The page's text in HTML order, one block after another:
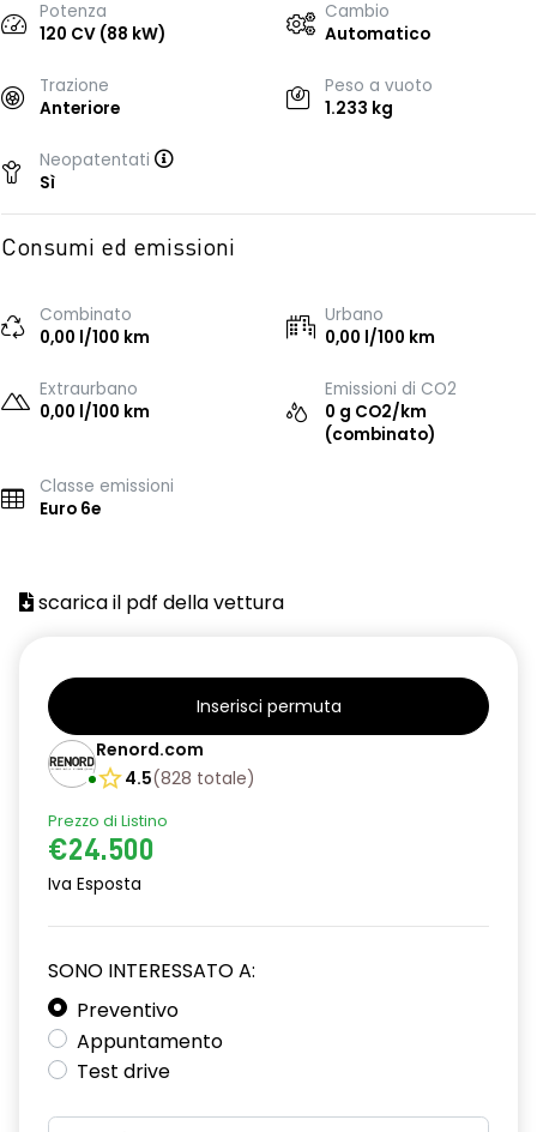
Potenza
120 CV (88 kW)
Cambio
Automatico
Trazione
Anteriore
Peso a vuoto
1.233 kg
Neopatentati
Sì
Consumi ed emissioni
Combinato
0,00 l/100 km
Urbano
0,00 l/100 km
Extraurbano
0,00 l/100 km
Emissioni di CO2
0 g CO2/km
(combinato)
Classe emissioni
Euro 6e
scarica il pdf della vettura
Inserisci permuta
Renord.com
4.5(828 totale)
Prezzo di Listino
€24.500
Iva Esposta
SONO INTERESSATO A:
Preventivo
Appuntamento
Test drive